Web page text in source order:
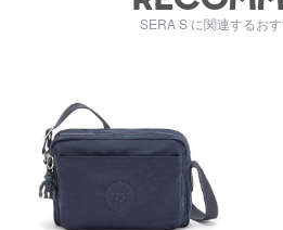
SERA S に関連するお